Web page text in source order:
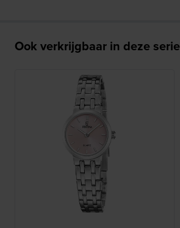
Ook verkrijgbaar in deze serie